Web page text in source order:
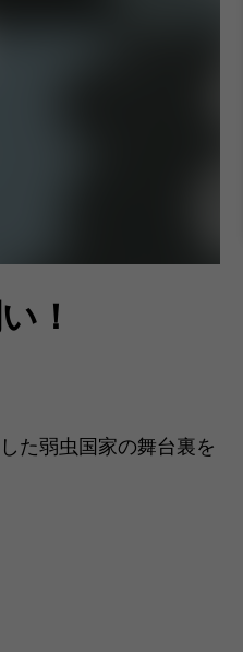
！
た弱虫国家の舞台裏を